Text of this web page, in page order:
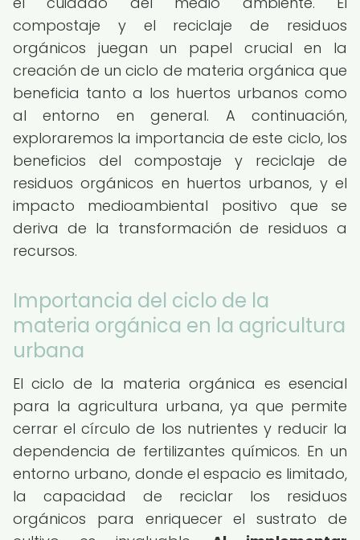
compostaje y el reciclaje de residuos
orgánicos juegan un papel crucial en la
creación de un ciclo de materia orgánica que
beneficia tanto a los huertos urbanos como
al entorno en general. A continuación,
exploraremos la importancia de este ciclo, los
beneficios del compostaje y reciclaje de
residuos orgánicos en huertos urbanos, y el
impacto medioambiental positivo que se
deriva de la transformación de residuos a
recursos.
Importancia del ciclo de la
materia orgánica en la agricultura
urbana
El ciclo de la materia orgánica es esencial
para la agricultura urbana, ya que permite
cerrar el círculo de los nutrientes y reducir la
dependencia de fertilizantes químicos. En un
entorno urbano, donde el espacio es limitado,
la capacidad de reciclar los residuos
orgánicos para enriquecer el sustrato de